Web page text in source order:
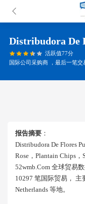
Distribudora De
活跃值77分
国际公司采购商 ，最后一笔交
报告摘要 ：
Distribudora De Flores
Rose，plantain Chips
52wmb.com 全球贸易
10297 笔国际贸易， 主
Netherlands 等地。